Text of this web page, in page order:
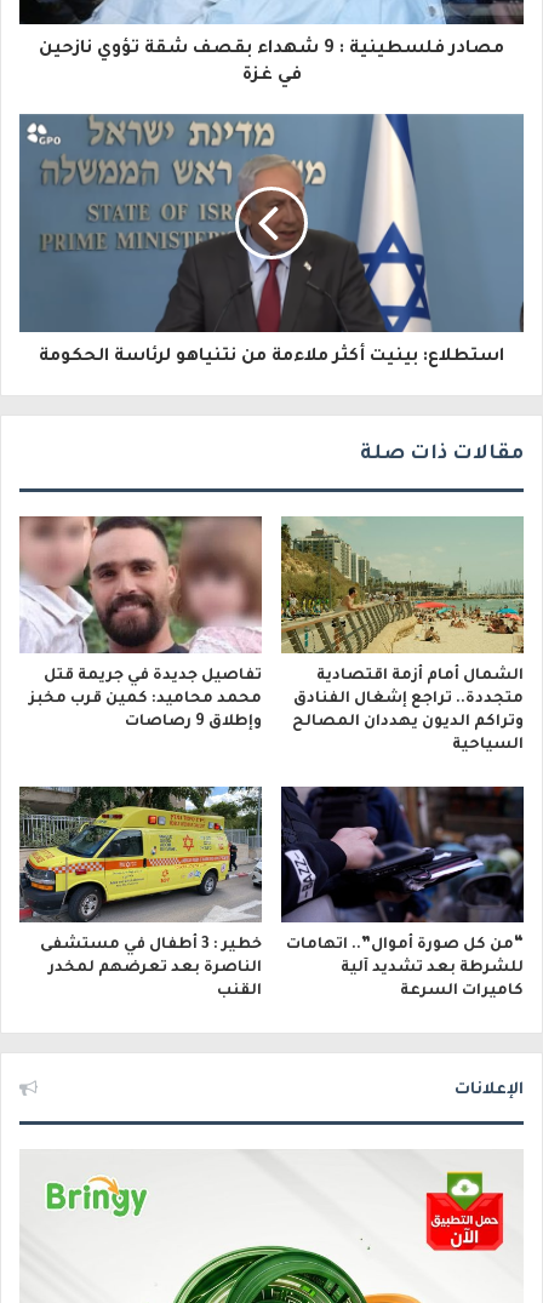
ا
إ
و
مصادر فلسطينية : 9 شهداء بقصف شقة تؤوي نازحين
في غزة
استطلاع: بينيت أكثر ملاءمة من نتنياهو لرئاسة الحكومة
مقالات ذات صلة
الشمال أمام أزمة اقتصادية
متجددة.. تراجع إشغال الفنادق
وتراكم الديون يهددان المصالح
السياحية
تفاصيل جديدة في جريمة قتل
محمد محاميد: كمين قرب مخبز
وإطلاق 9 رصاصات
“من كل صورة أموال”.. اتهامات
للشرطة بعد تشديد آلية
كاميرات السرعة
خطير : 3 أطفال في مستشفى
الناصرة بعد تعرضهم لمخدر
القنب
الإعلانات